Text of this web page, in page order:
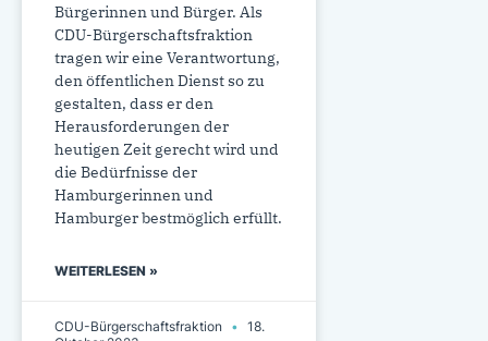
Bürgerinnen und Bürger. Als
CDU-Bürgerschaftsfraktion
tragen wir eine Verantwortung,
den öffentlichen Dienst so zu
gestalten, dass er den
Herausforderungen der
heutigen Zeit gerecht wird und
die Bedürfnisse der
Hamburgerinnen und
Hamburger bestmöglich erfüllt.
WEITERLESEN »
CDU-Bürgerschaftsfraktion
18.